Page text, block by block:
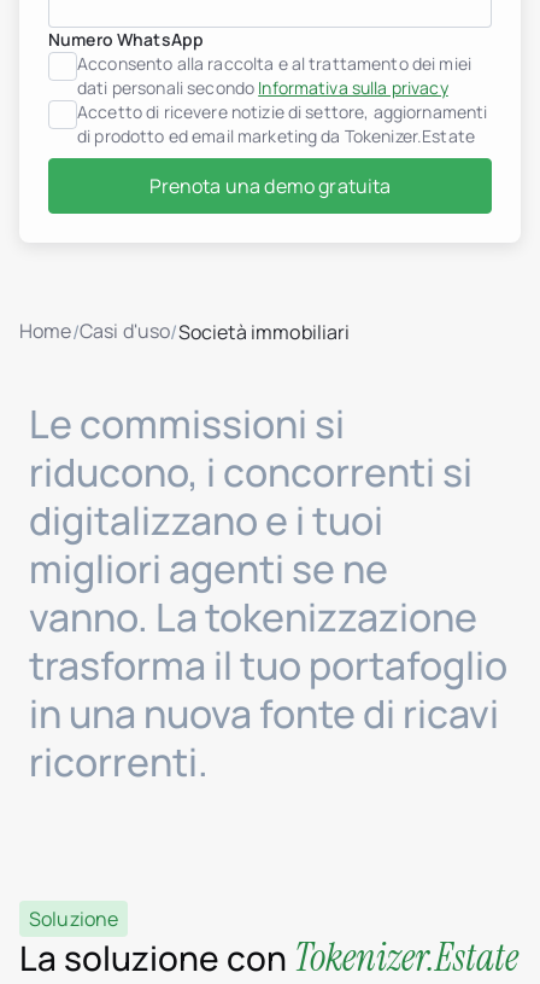
Numero WhatsApp
Acconsento alla raccolta e al trattamento dei miei
dati personali secondo Informativa sulla privacy
Accetto di ricevere notizie di settore, aggiornamenti
di prodotto ed email marketing da Tokenizer.Estate
Prenota una demo gratuita
Home/Casi d'uso/Società immobiliari
Le commissioni si
riducono, i concorrenti si
digitalizzano e i tuoi
migliori agenti se ne
vanno. La tokenizzazione
trasforma il tuo portafoglio
in una nuova fonte di ricavi
ricorrenti.
Soluzione
La soluzione con Tokenizer.Estate